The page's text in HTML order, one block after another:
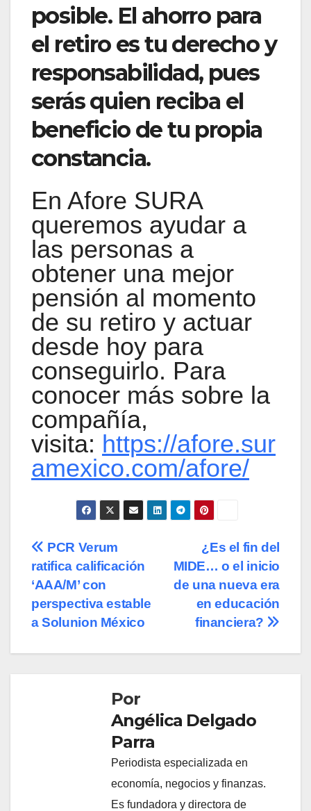
posible. El ahorro para
el retiro es tu derecho y
responsabilidad, pues
serás quien reciba el
beneficio de tu propia
constancia.
En Afore SURA
queremos ayudar a
las personas a
obtener una mejor
pensión al momento
de su retiro y actuar
desde hoy para
conseguirlo. Para
conocer más sobre la
compañía,
visita: https://afore.sur
amexico.com/afore/
Navegación
de
entradas
¿Es el fin del
MIDE… o el inicio
de una nueva era
en educación
financiera?
PCR Verum
ratifica calificación
‘AAA/M’ con
perspectiva estable
a Solunion México
Por
Angélica Delgado
Parra
Periodista especializada en
economía, negocios y finanzas.
Es fundadora y directora de